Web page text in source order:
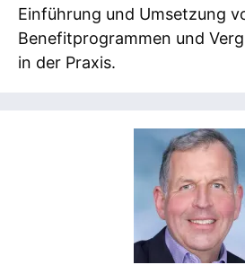
Einführung und Umsetzung
Benefitprogrammen und
in der Praxis.